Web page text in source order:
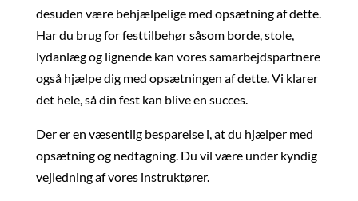
desuden være behjælpelige med opsætning af dette.
Har du brug for festtilbehør såsom borde, stole,
lydanlæg og lignende kan vores samarbejdspartnere
også hjælpe dig med opsætningen af dette. Vi klarer
det hele, så din fest kan blive en succes.
Der er en væsentlig besparelse i, at du hjælper med
opsætning og nedtagning. Du vil være under kyndig
vejledning af vores instruktører.